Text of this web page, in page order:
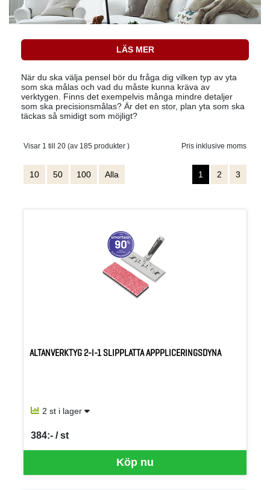
LÄS MER
När du ska välja pensel bör du fråga dig vilken typ av yta
som ska målas och vad du måste kunna kräva av
verktygen. Finns det exempelvis många mindre detaljer
som ska precisionsmålas? Är det en stor, plan yta som ska
täckas så smidigt som möjligt?
Visar 1 till 20 (av 185 produkter ) Pris inklusive moms
10 50 100 Alla 1 2 3
ALTANVERKTYG 2-I-1 SLIPPLATTA APPPLICERINGSDYNA
2 st i lager
Köp nu
384:- / st
SEK per ST